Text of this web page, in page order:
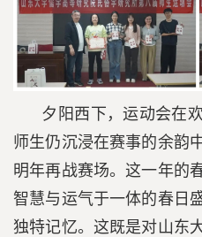
夕阳西下，运动会在
师生仍沉浸在赛事的余韵
明年再战赛场。这一年的
智慧与运气于一体的春日
独特记忆。这既是对山东